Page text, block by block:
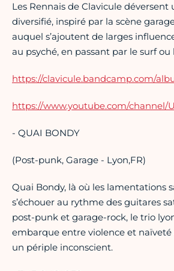
Les Rennais de Clavicule
diversifié, inspiré par la scène
auquel s’ajoutent de larges
au psyché, en passant par le surf ou
https://clavicule.bandcamp.com/
https://www.youtube.com/channel/
- QUAI BONDY
(Post-punk, Garage - Lyon,FR)
Quai Bondy, là où les lamentations
s’échouer au rythme des guitares
post-punk et garage-rock, le trio
embarque entre violence et
un périple inconscient.